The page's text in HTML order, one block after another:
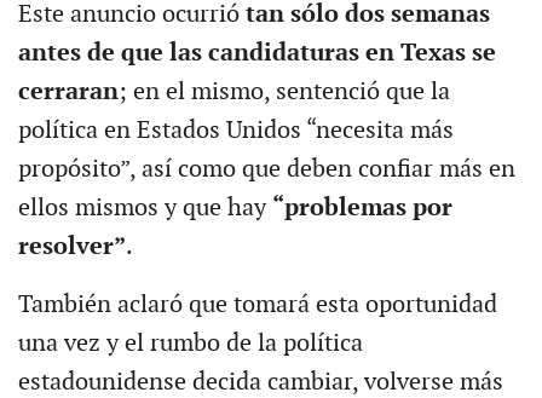
Este anuncio ocurriótan sólo dos semanas
antes de que las candidaturas en Texas se
cerraran; en el mismo, sentenció que la
política en Estados Unidos “necesita más
propósito”, así como que deben confiar más en
ellos mismos y que hay “problemas por
resolver”.
También aclaró que tomará esta oportunidad
una vez y el rumbo de la política
estadounidense decida cambiar, volverse más